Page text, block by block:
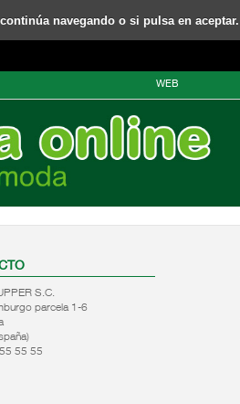
navegando o si pulsa en aceptar.
WEB
S.C.
parcela 1-6
55 55